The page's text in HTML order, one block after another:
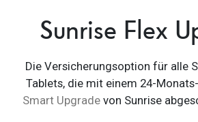
Sunrise Flex
Die Versicherungsoption für alle
Tablets, die mit einem 24-
Smart Upgradevon Sunrise